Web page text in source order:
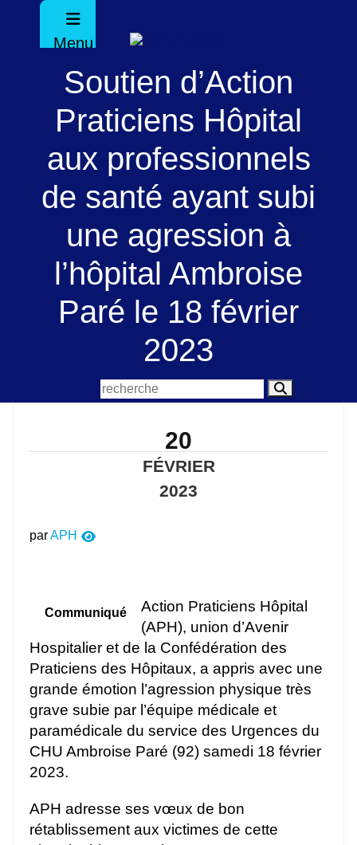
Menu
Soutien d’Action
Praticiens Hôpital
aux professionnels
de santé ayant subi
une agression à
l’hôpital Ambroise
Paré le 18 février
2023
20
FÉVRIER
2023
parAPH
Communiqué
Action Praticiens Hôpital
(APH), union d’Avenir
Hospitalier et de la Confédération des
Praticiens des Hôpitaux, a appris avec une
grande émotion l’agression physique très
grave subie par l’équipe médicale et
paramédicale du service des Urgences du
CHU Ambroise Paré (92) samedi 18 février
2023.
APH adresse ses vœux de bon
rétablissement aux victimes de cette